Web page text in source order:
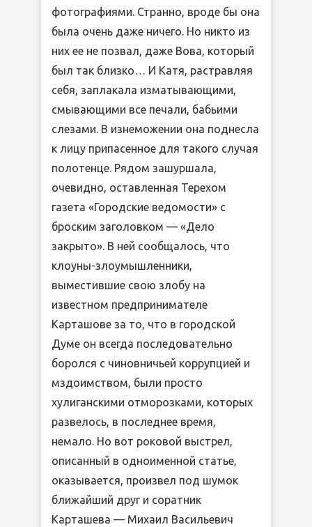
фотографиями. Странно, вроде бы она
была очень даже ничего. Но никто из
них ее не позвал, даже Вова, который
был так близко… И Катя, растравляя
себя, заплакала изматывающими,
смывающими все печали, бабьими
слезами. В изнеможении она поднесла
к лицу припасенное для такого случая
полотенце. Рядом зашуршала,
очевидно, оставленная Терехом
газета «Городские ведомости» с
броским заголовком — «Дело
закрыто». В ней сообщалось, что
клоуны-злоумышленники,
выместившие свою злобу на
известном предпринимателе
Карташове за то, что в городской
Думе он всегда последовательно
боролся с чиновничьей коррупцией и
мздоимством, были просто
хулиганскими отморозками, которых
развелось, в последнее время,
немало. Но вот роковой выстрел,
описанный в одноименной статье,
оказывается, произвел под шумок
ближайший друг и соратник
Карташева — Михаил Васильевич